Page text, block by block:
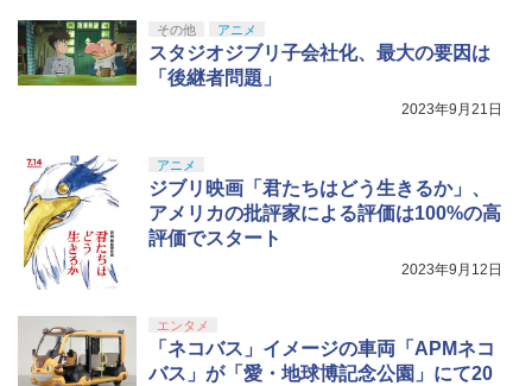
その他 アニメ
スタジオジブリ子会社化、最大の要因は
「後継者問題」
2023年9月21日
アニメ
ジブリ映画「君たちはどう生きるか」、
アメリカの批評家による評価は100%の高
評価でスタート
2023年9月12日
エンタメ
「ネコバス」イメージの車両「APMネコ
バス」が「愛・地球博記念公園」にて20